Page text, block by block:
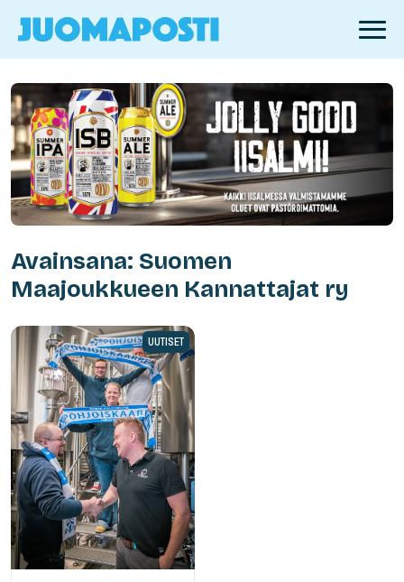
Avainsana: Suomen
Maajoukkueen Kannattajat ry
UUTISET